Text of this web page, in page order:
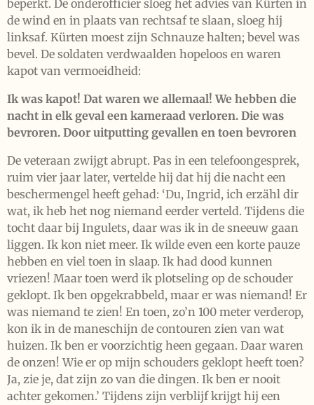
beperkt. De onderofficier sloeg het advies van Kürten in
de wind en in plaats van rechtsaf te slaan, sloeg hij
linksaf. Kürten moest zijn Schnauze halten; bevel was
bevel. De soldaten verdwaalden hopeloos en waren
kapot van vermoeidheid:
Ik was kapot! Dat waren we allemaal! We hebben die
nacht in elk geval een kameraad verloren. Die was
bevroren. Door uitputting gevallen en toen bevroren
De veteraan zwijgt abrupt. Pas in een telefoongesprek,
ruim vier jaar later, vertelde hij dat hij die nacht een
beschermengel heeft gehad: ‘Du, Ingrid, ich erzähl dir
wat, ik heb het nog niemand eerder verteld. Tijdens die
tocht daar bij Ingulets, daar was ik in de sneeuw gaan
liggen. Ik kon niet meer. Ik wilde even een korte pauze
hebben en viel toen in slaap. Ik had dood kunnen
vriezen! Maar toen werd ik plotseling op de schouder
geklopt. Ik ben opgekrabbeld, maar er was niemand! Er
was niemand te zien! En toen, zo’n 100 meter verderop,
kon ik in de maneschijn de contouren zien van wat
huizen. Ik ben er voorzichtig heen gegaan. Daar waren
de onzen! Wie er op mijn schouders geklopt heeft toen?
Ja, zie je, dat zijn zo van die dingen. Ik ben er nooit
achter gekomen.’ Tijdens zijn verblijf krijgt hij een